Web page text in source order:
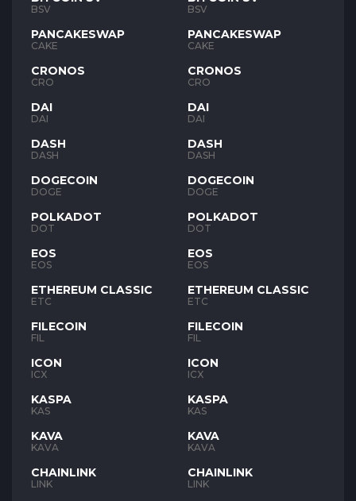
BSV
PANCAKESWAP
CAKE
CRONOS
CRO
DAI
DAI
DASH
DASH
DOGECOIN
DOGE
POLKADOT
DOT
EOS
EOS
ETHEREUM CLASSIC
ETC
FILECOIN
FIL
ICON
ICX
KASPA
KAS
KAVA
KAVA
CHAINLINK
LINK
BSV
PANCAKESWAP
CAKE
CRONOS
CRO
DAI
DAI
DASH
DASH
DOGECOIN
DOGE
POLKADOT
DOT
EOS
EOS
ETHEREUM CLASSIC
ETC
FILECOIN
FIL
ICON
ICX
KASPA
KAS
KAVA
KAVA
CHAINLINK
LINK